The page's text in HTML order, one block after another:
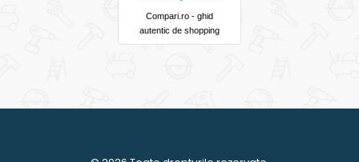
Compari.ro - ghid
autentic de shopping